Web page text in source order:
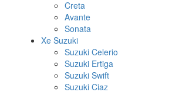
Creta
Avante
Sonata
Xe Suzuki
Suzuki Celerio
Suzuki Ertiga
Suzuki Swift
Suzuki Ciaz